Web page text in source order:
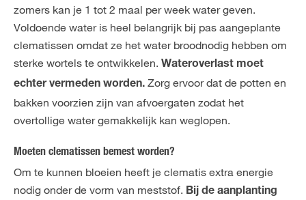
zomers kan je 1 tot 2 maal per week water geven.
Voldoende water is heel belangrijk bij pas aangeplante
clematissen omdat ze het water broodnodig hebben om
sterke wortels te ontwikkelen. Wateroverlast moet
echter vermeden worden. Zorg ervoor dat de potten en
bakken voorzien zijn van afvoergaten zodat het
overtollige water gemakkelijk kan weglopen.
Moeten clematissen bemest worden?
Om te kunnen bloeien heeft je clematis extra energie
nodig onder de vorm van meststof. Bij de aanplanting